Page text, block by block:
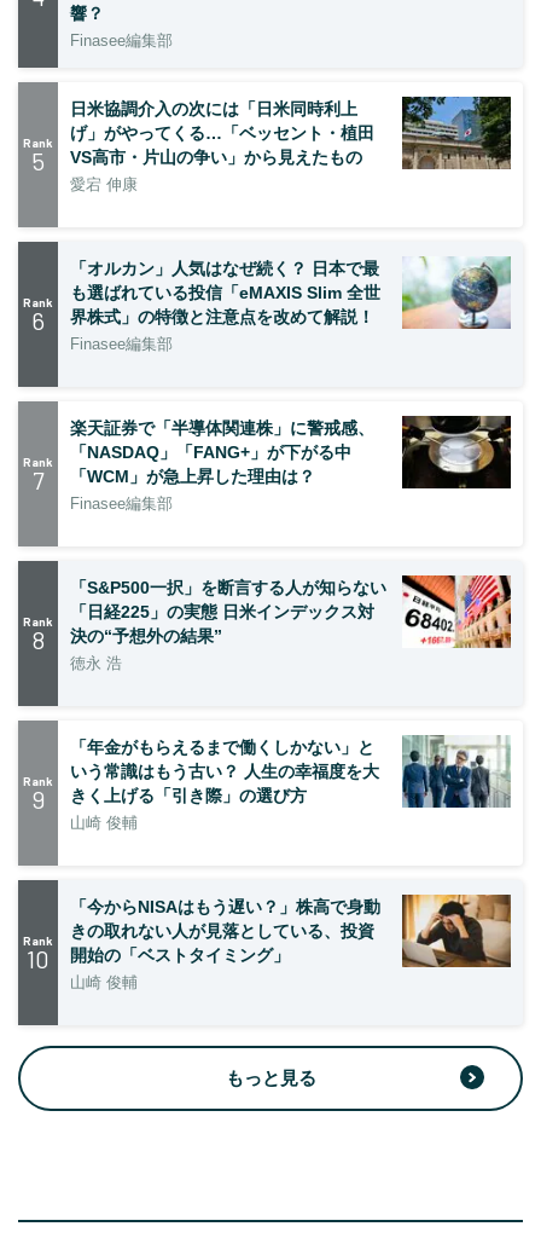
響？
Finasee編集部
Rank
5
日米協調介入の次には「日米同時利上
げ」がやってくる…「ベッセント・植田
VS高市・片山の争い」から見えたもの
愛宕 伸康
Rank
6
「オルカン」人気はなぜ続く？ 日本で最
も選ばれている投信「eMAXIS Slim 全世
界株式」の特徴と注意点を改めて解説！
Finasee編集部
Rank
7
楽天証券で「半導体関連株」に警戒感、
「NASDAQ」「FANG+」が下がる中
「WCM」が急上昇した理由は？
Finasee編集部
Rank
8
「S&P500一択」を断言する人が知らない
「日経225」の実態 日米インデックス対
決の“予想外の結果”
徳永 浩
Rank
9
「年金がもらえるまで働くしかない」と
いう常識はもう古い？ 人生の幸福度を大
きく上げる「引き際」の選び方
山崎 俊輔
Rank
10
「今からNISAはもう遅い？」株高で身動
きの取れない人が見落としている、投資
開始の「ベストタイミング」
山崎 俊輔
もっと見る